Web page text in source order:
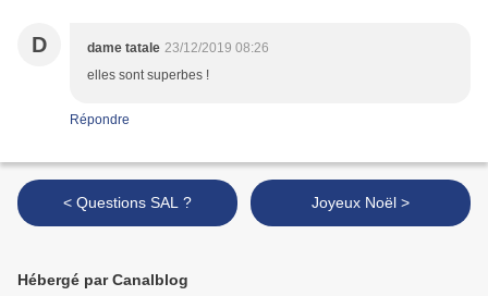
D dame tatale 23/12/2019 08:26
elles sont superbes !
Répondre
< Questions SAL ? Joyeux Noël >
Hébergé par Canalblog